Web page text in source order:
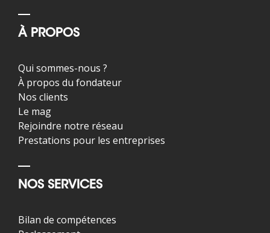
À PROPOS
Qui sommes-nous ?
À propos du fondateur
Nos clients
Le mag
Rejoindre notre réseau
Prestations pour les entreprises
NOS SERVICES
Bilan de compétences